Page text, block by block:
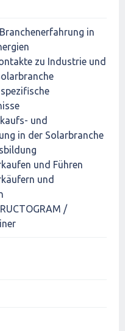
in
zu Industrie und
und
in der Solarbranche
und Führen
und
/